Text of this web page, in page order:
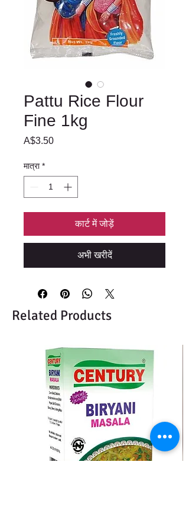
Pattu Rice Flour
Fine 1kg
A$3.50मूल्य
मात्रा *
कार्ट में जोड़ें
अभी खरीदें
Related Products